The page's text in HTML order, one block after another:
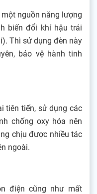
nguồn năng lượng
biến đổi khí hậu trái
Thì sử dụng đèn này
bảo vệ hành tinh
tiên tiến, sử dụng các
chống oxy hóa nên
chịu được nhiều tác
ngoài.
điện cũng như mất